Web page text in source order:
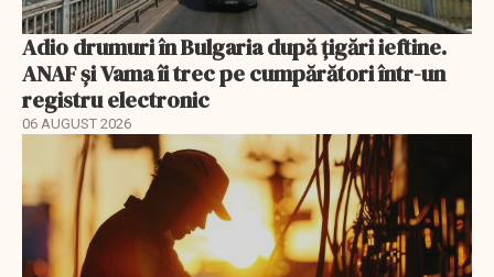
Adio drumuri în Bulgaria după țigări ieftine.
ANAF și Vama îi trec pe cumpărători într-un
registru electronic
06 AUGUST 2026